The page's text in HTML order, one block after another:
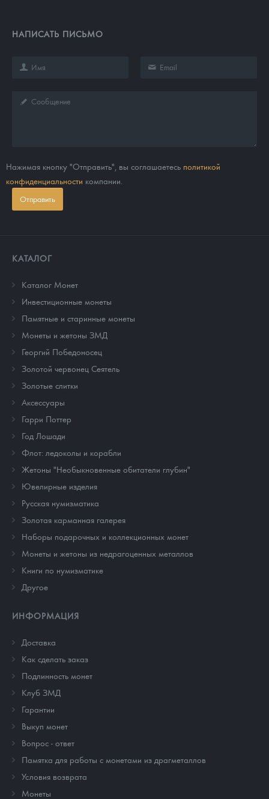
НАПИСАТЬ ПИСЬМО
Нажимая кнопку "Отправить", вы соглашаетесь политикой
конфиденциальности компании.
Отправить
КАТАЛОГ
Каталог Монет
Инвестиционные монеты
Памятные и старинные монеты
Монеты и жетоны ЗМД
Георгий Победоносец
Золотой червонец Сеятель
Золотые слитки
Аксессуары
Гарри Поттер
Год Лошади
Флот: ледоколы и корабли
Жетоны "Необыкновенные обитатели глубин"
Ювелирные изделия
Русская нумизматика
Золотая карманная галерея
Наборы подарочных и коллекционных монет
Монеты и жетоны из недрагоценных металлов
Книги по нумизматике
Другое
ИНФОРМАЦИЯ
Доставка
Как сделать заказ
Подлинность монет
Клуб ЗМД
Гарантии
Выкуп монет
Вопрос - ответ
Памятка для работы с монетами из драгметаллов
Условия возврата
Монеты